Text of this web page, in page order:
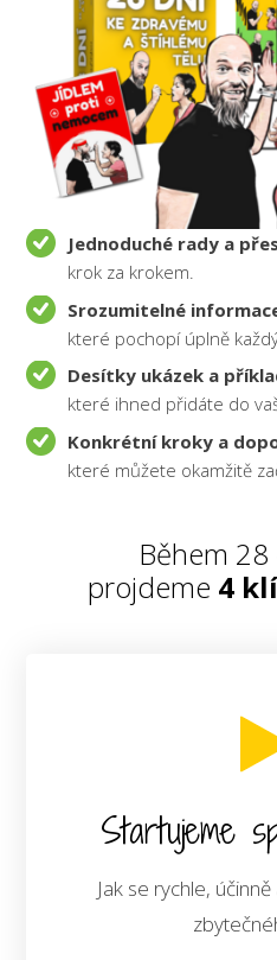
Jednoduché rady a
krok za krokem.
Srozumitelné
které pochopí úplně
Desítky ukázek a
které ihned přidáte do
Konkrétní kroky a
které můžete okamžitě
Během
projdeme 4
Startujeme
Jak se rychle,